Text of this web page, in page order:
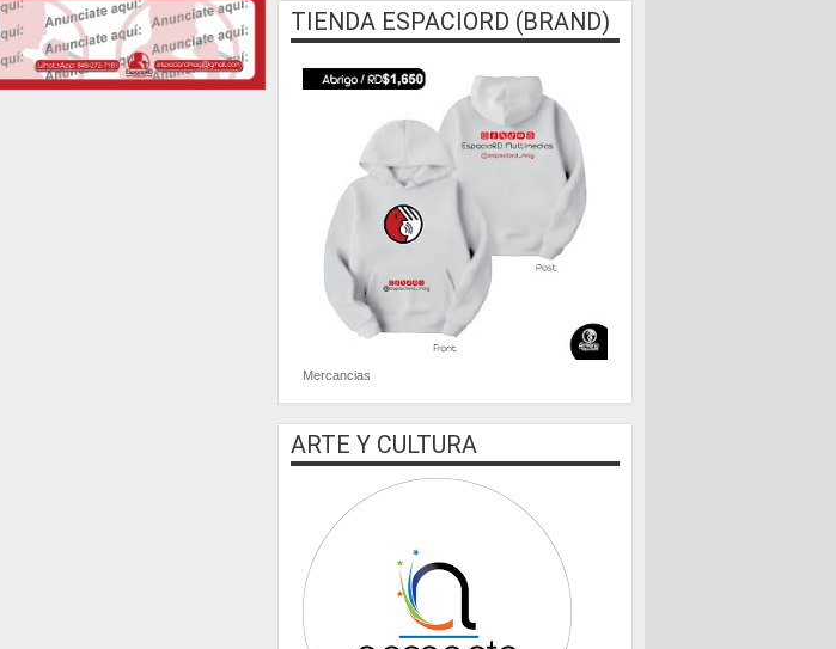
TIENDA ESPACIORD (BRAND)
Mercancias
ARTE Y CULTURA